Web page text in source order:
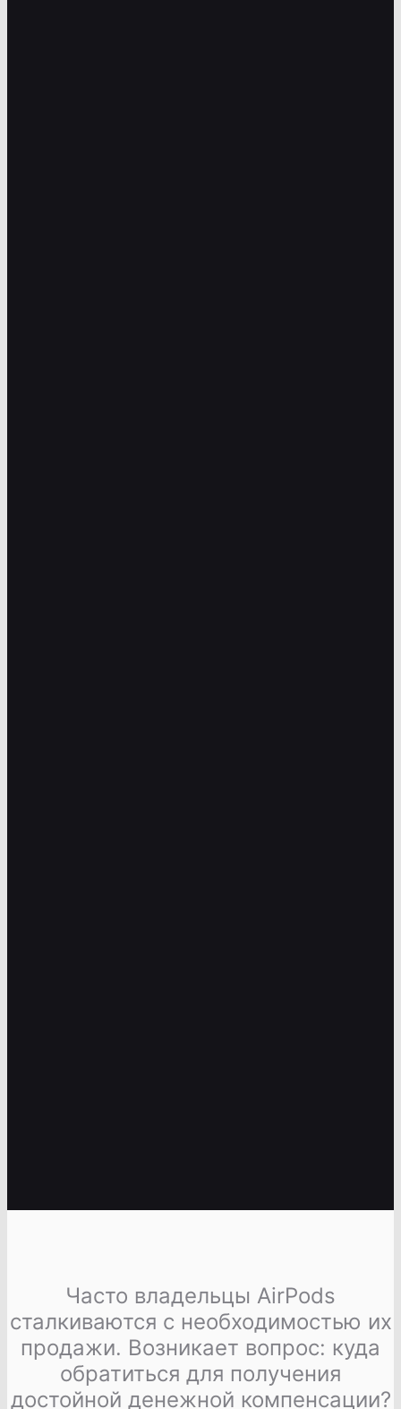
Часто владельцы AirPods
сталкиваются с необходимостью их
продажи. Возникает вопрос: куда
обратиться для получения
достойной денежной компенсации?